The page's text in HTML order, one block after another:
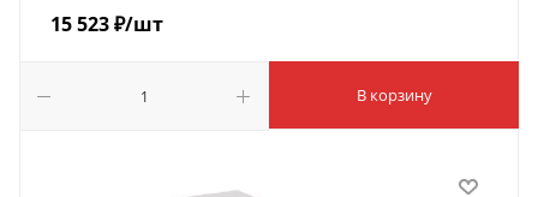
15 523₽/шт
В корзину